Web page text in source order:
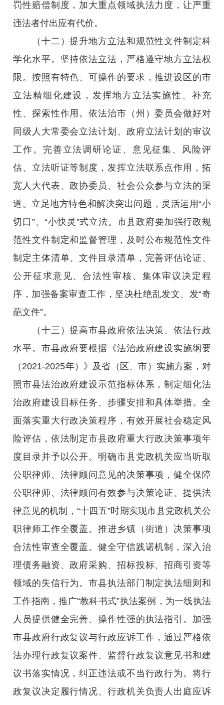
罚性赔偿制度，加大重点领域执法力度，让严重
违法者付出应有代价。
（十二）提升地方立法和规范性文件制定科
学化水平。坚持依法立法，严格遵守地方立法权
限。按照有特色、可操作的要求，推进设区的市
立法精细化建设，发挥地方立法实施性、补充
性、探索性作用。依法治市（州）委员会做好对
同级人大常委会立法计划、政府立法计划的审议
工作。完善立法调研论证、意见征集、风险评
估、立法听证等制度，发挥立法联系点作用，拓
宽人大代表、政协委员、社会公众参与立法的渠
道。立足地方特色和解决突出问题，灵活运用“小
切口”、“小快灵”式立法。市县政府要加强行政规
范性文件制定和监督管理，及时公布规范性文件
制定主体清单、文件目录清单，完善评估论证、
公开征求意见、合法性审核、集体审议决定程
序，加强备案审查工作，坚决杜绝乱发文、发“奇
葩文件”。
（十三）提高市县政府依法决策、依法行政
水平。市县政府要根据《法治政府建设实施纲要
（2021-2025年）》及省（区、市）实施方案，对
照市县法治政府建设示范指标体系，制定细化法
治政府建设目标任务、步骤安排和具体举措。全
面落实重大行政决策程序，有效开展社会稳定风
险评估，依法制定市县政府重大行政决策事项年
度目录并予以公开。明确市县党政机关应当听取
公职律师、法律顾问意见的决策事项，健全保障
公职律师、法律顾问有效参与决策论证、提供法
律意见的机制，“十四五”时期实现市县党政机关公
职律师工作全覆盖。推进乡镇（街道）决策事项
合法性审查全覆盖。健全守信践诺机制，深入治
理债务融资、政府采购、招标投标、招商引资等
领域的失信行为。市县执法部门制定执法细则和
工作指南，推广“教科书式”执法案例，为一线执法
人员提供健全完善、操作性强的执法指引。加强
市县政府行政复议与行政应诉工作，通过严格依
法办理行政复议案件、监督行政复议意见书和建
议书落实情况，纠正违法或不当行政行为。将行
政复议决定履行情况、行政机关负责人出庭应诉